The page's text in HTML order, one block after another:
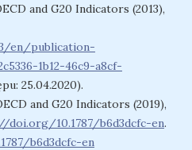
and G20 Indicators (2013),
en/publication-
1b12-46c9-a8cf-
25.04.2020).
and G20 Indicators (2019),
doi.org/10.1787/b6d3dcfc-en.
b6d3dcfc-en